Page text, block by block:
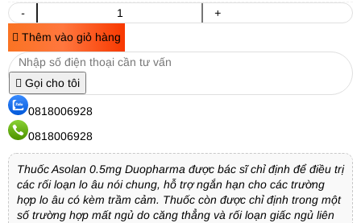
-
+
Thêm vào giỏ hàng
Gọi cho tôi
0818006928
0818006928
Thuốc Asolan 0.5mg Duopharma được bác sĩ chỉ định để điều trị
các rối loạn lo âu nói chung, hỗ trợ ngắn hạn cho các trường
hợp lo âu có kèm trầm cảm. Thuốc còn được chỉ định trong một
số trường hợp mất ngủ do căng thẳng và rối loạn giấc ngủ liên